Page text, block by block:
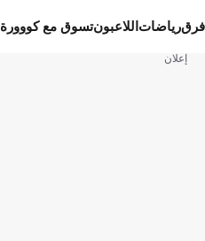
فرقرياضات اللاعبونتسوق مع كووورة
إعلان